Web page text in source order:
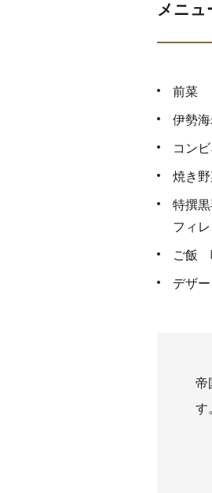
メニュ
前菜
伊勢
コン
焼き
特撰
フィ
ご飯
デザー
帝
す